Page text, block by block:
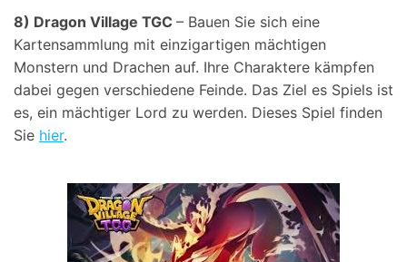
8) Dragon Village TGC – Bauen Sie sich eine
Kartensammlung mit einzigartigen mächtigen
Monstern und Drachen auf. Ihre Charaktere kämpfen
dabei gegen verschiedene Feinde. Das Ziel es Spiels ist
es, ein mächtiger Lord zu werden. Dieses Spiel finden
Sie hier.